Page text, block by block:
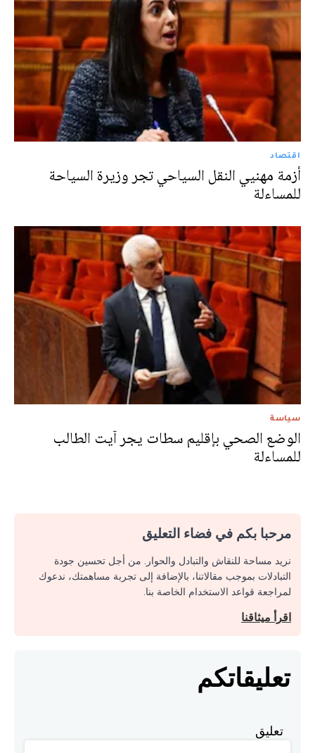
اقتصاد
أزمة مهنيي النقل السياحي تجر وزيرة السياحة
للمساءلة
سياسة
الوضع الصحي بإقليم سطات يجر آيت الطالب
للمساءلة
مرحبا بكم في فضاء التعليق
نريد مساحة للنقاش والتبادل والحوار. من أجل تحسين جودة
التبادلات بموجب مقالاتنا، بالإضافة إلى تجربة مساهمتك، ندعوك
لمراجعة قواعد الاستخدام الخاصة بنا.
اقرأ ميثاقنا
تعليقاتكم
تعليق